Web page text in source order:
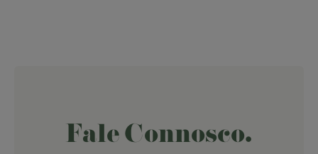
Fale Connosco.